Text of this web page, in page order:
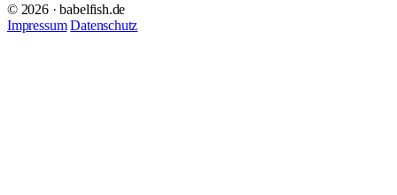
© 2026 · babelfish.de
Impressum Datenschutz